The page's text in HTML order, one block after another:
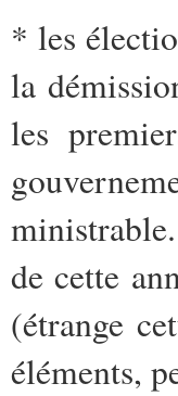
* les
la
les
de cette
(étrange
éléments,